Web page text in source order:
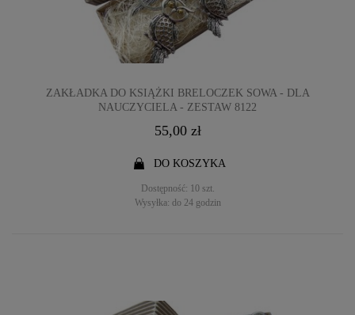
ZAKŁADKA DO KSIĄŻKI BRELOCZEK SOWA - DLA
NAUCZYCIELA - ZESTAW 8122
55,00 zł
DO KOSZYKA
Dostępność: 10 szt.
Wysyłka: do 24 godzin